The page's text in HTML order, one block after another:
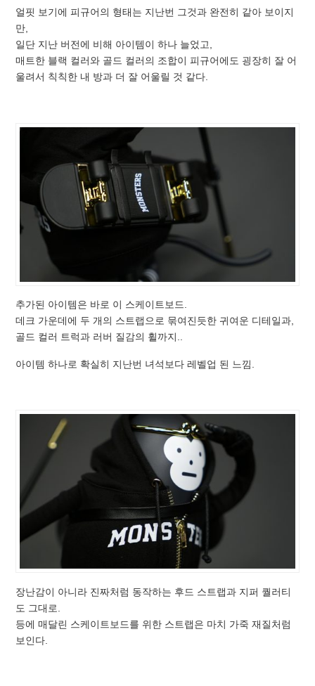
얼핏 보기에 피규어의 형태는 지난번 그것과 완전히 같아 보이지
만,
일단 지난 버전에 비해 아이템이 하나 늘었고,
매트한 블랙 컬러와 골드 컬러의 조합이 피규어에도 굉장히 잘 어
울려서 칙칙한 내 방과 더 잘 어울릴 것 같다.
추가된 아이템은 바로 이 스케이트보드.
데크 가운데에 두 개의 스트랩으로 묶여진듯한 귀여운 디테일과,
골드 컬러 트럭과 러버 질감의 휠까지..
아이템 하나로 확실히 지난번 녀석보다 레벨업 된 느낌.
장난감이 아니라 진짜처럼 동작하는 후드 스트랩과 지퍼 퀄러티
도 그대로.
등에 매달린 스케이트보드를 위한 스트랩은 마치 가죽 재질처럼
보인다.